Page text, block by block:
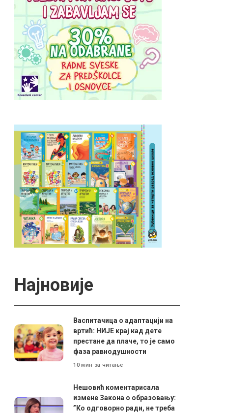
Најновије
Васпитачица о адаптацији на
вртић: НИЈЕ крај кад дете
престане да плаче, то је само
фаза равнодушности
10 мин за читање
Нешовић коментарисала
измене Закона о образовању:
”Ко одговорно ради, не треба